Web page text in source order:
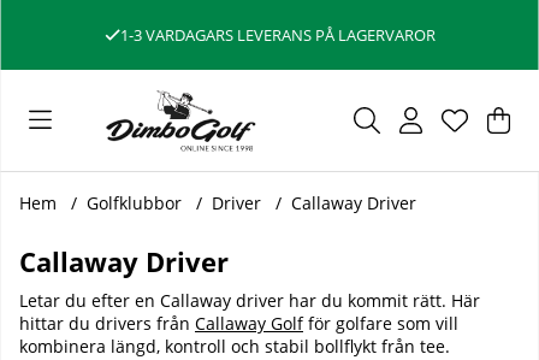
1-3 VARDAGARS LEVERANS PÅ LAGERVAROR
.
Hem Golfklubbor Driver Callaway Driver
Callaway Driver
Letar du efter en Callaway driver har du kommit rätt. Här
hittar du drivers från Callaway Golfför golfare som vill
kombinera längd, kontroll och stabil bollflykt från tee.